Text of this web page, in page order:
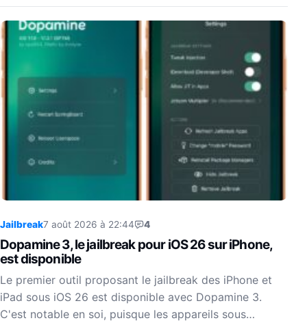
Jailbreak7 août 2026 à 22:44 4
Dopamine 3, le jailbreak pour iOS 26 sur iPhone,
est disponible
Le premier outil proposant le jailbreak des iPhone et
iPad sous iOS 26 est disponible avec Dopamine 3.
C'est notable en soi, puisque les appareils sous…